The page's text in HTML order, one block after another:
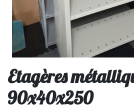
Etagères
90x40x250